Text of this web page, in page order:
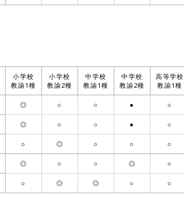
小学校
教諭1種
小学校
教諭2種
中学校
教諭1種
中学校
教諭2種
高等学校
教諭1種
◎ ○ ○ ● ○
◎ ○ ○ ● ○
○ ◎ ○ ○ ○
◎ ○ ○ ◎ ○
○ ◎ ◎ ○ ○